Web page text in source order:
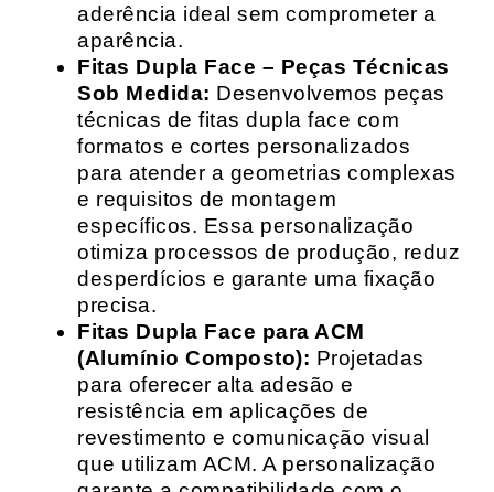
aderência ideal sem comprometer a
aparência.
Fitas Dupla Face – Peças Técnicas
Sob Medida: Desenvolvemos peças
técnicas de fitas dupla face com
formatos e cortes personalizados
para atender a geometrias complexas
e requisitos de montagem
específicos. Essa personalização
otimiza processos de produção, reduz
desperdícios e garante uma fixação
precisa.
Fitas Dupla Face para ACM
(Alumínio Composto): Projetadas
para oferecer alta adesão e
resistência em aplicações de
revestimento e comunicação visual
que utilizam ACM. A personalização